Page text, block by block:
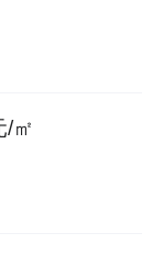
/㎡